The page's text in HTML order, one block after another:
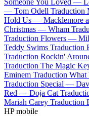
— Tom Odell
Hold Us — Macklemore
Christmas — Wham
Traduction Flowers —
Teddy Swims
Traduction Rockin'
Traduction The Magic
Eminem Traduction
Traduction Special —
Red — Doja Cat
Mariah Carey Traduction
HP mobile